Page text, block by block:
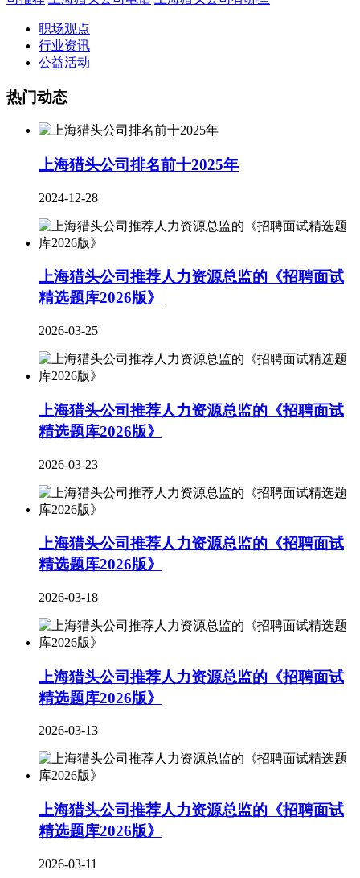
职场观点
行业资讯
公益活动
热门动态
上海猎头公司排名前十2025年
2024-12-28
上海猎头公司推荐人力资源总监的《招聘面试
精选题库2026版》
2026-03-25
上海猎头公司推荐人力资源总监的《招聘面试
精选题库2026版》
2026-03-23
上海猎头公司推荐人力资源总监的《招聘面试
精选题库2026版》
2026-03-18
上海猎头公司推荐人力资源总监的《招聘面试
精选题库2026版》
2026-03-13
上海猎头公司推荐人力资源总监的《招聘面试
精选题库2026版》
2026-03-11